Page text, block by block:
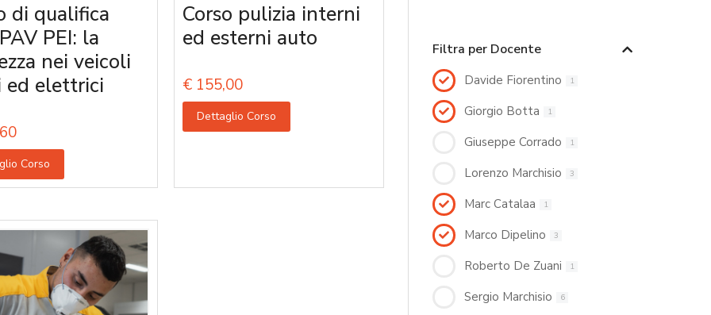
di qualifica
PEI: la
nei veicoli
ed elettrici
Corso
Corso pulizia interni
ed esterni auto
€ 155,00
Dettaglio Corso
Filtra per Docente
Davide Fiorentino 1
Giorgio Botta 1
Giuseppe Corrado 1
Lorenzo Marchisio 3
Marc Catalaa 1
Marco Dipelino 3
Roberto De Zuani 1
Sergio Marchisio 6